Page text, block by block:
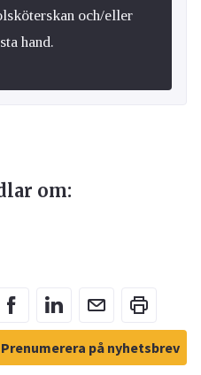
och/eller
hand.
om:
Prenumerera på nyhetsbrev